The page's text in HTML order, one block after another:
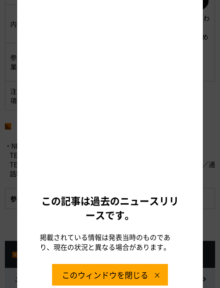
「団子型」と「わ
2種類とも楽しめ
内容：
参加事
業者：
注意事
項：
・NEXCO中日本お客さまセンター （24時間365日対応）
TEL：0120-922-229 （フリーダイヤル）
TEL：052-223-0333 （フリーダイヤルがご利用になれないお客さま／通
話料有料）
参考資料: ふくろうまつり概要
ニュースリリース
この記事は過去のニュースリリ
ースです。
掲載されている情報は発表当時のものであ
り、現在の状況と異なる場合があります。
このウィンドウを閉じる